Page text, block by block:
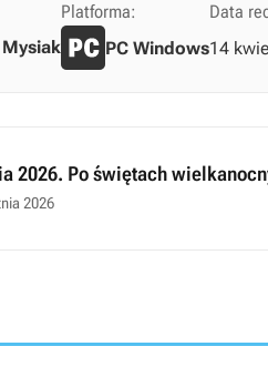
Platforma:
PC Windows
Data
14
2026. Po świętach
2026